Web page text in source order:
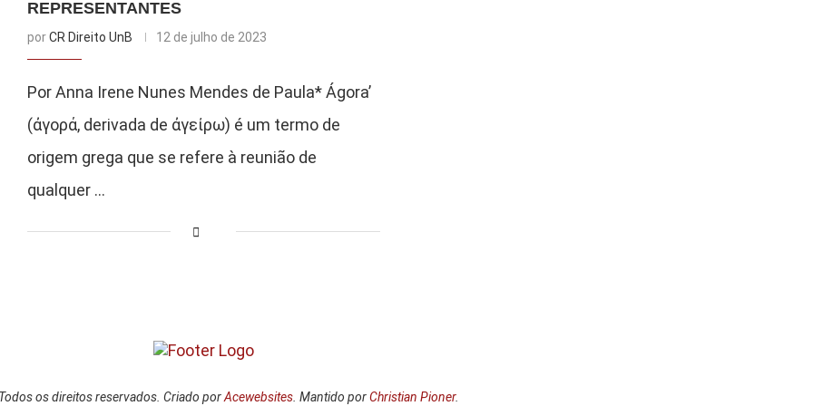
REPRESENTANTES
porCR Direito UnB 12 de julho de 2023
Por Anna Irene Nunes Mendes de Paula* Ágora’
(ἀγορά, derivada de ἀγείρω) é um termo de
origem grega que se refere à reunião de
qualquer …
Todos os direitos reservados. Criado porAcewebsites. Mantido porChristian Pioner.